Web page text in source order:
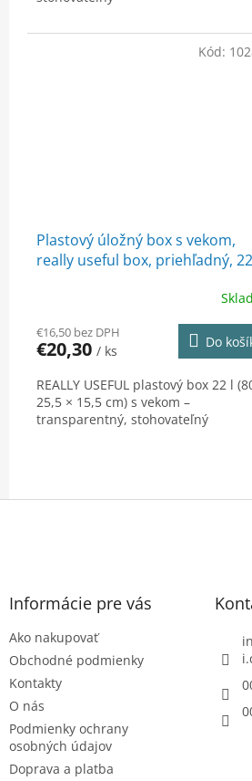
Plastový úložný box s vekom,
really useful box, priehľadný, 22
€16,50 bez DPH
€20,30 / ks
Do
REALLY USEFUL plastový box 22 l
25,5 × 15,5 cm) s vekom –
transparentný, stohovateľný
Kód:
Informácie pre vás
Ako nakupovať
Obchodné podmienky
Kontakty
O nás
Podmienky ochrany
osobných údajov
Doprava a platba